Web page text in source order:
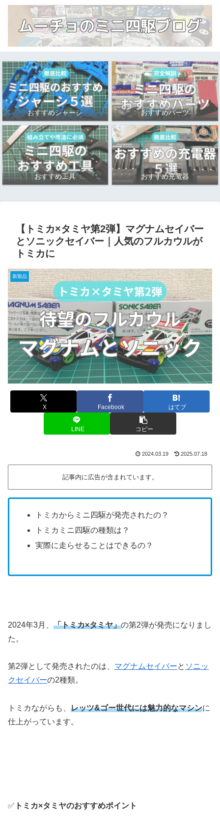
おすすめシャーシ おすすめパーツ
おすすめ工具 おすすめ充電器
【トミカ×タミヤ第2弾】マグナムセイバー
とソニックセイバー｜人気のフルカウルが
トミカに
新製品
X Facebook はてブ
LINE コピー
2024.03.19 2025.07.18
記事内に広告が含まれています。
トミカからミニ四駆が発売されたの？
トミカミニ四駆の種類は？
実際に走らせることはできるの？
2024年3月、 「トミカ×タミヤ」の第2弾が発売になりまし
た。
第2弾として発売されたのは、 マグナムセイバーと ソニッ
クセイバーの2種類。
トミカながらも、 レッツ&ゴー世代には魅力的なマシンに
仕上がっています。
✅ トミカ×タミヤのおすすめポイント